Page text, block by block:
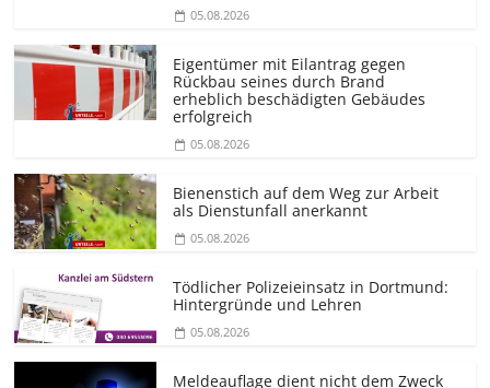
05.08.2026
Eigentümer mit Eilantrag gegen
Rückbau seines durch Brand
erheblich beschädigten Gebäudes
erfolgreich
05.08.2026
Bienenstich auf dem Weg zur Arbeit
als Dienstunfall anerkannt
05.08.2026
Tödlicher Polizeieinsatz in Dortmund:
Hintergründe und Lehren
05.08.2026
Meldeauflage dient nicht dem Zweck